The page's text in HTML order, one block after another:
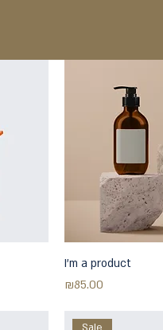
I'm a product
Price
₪85.00